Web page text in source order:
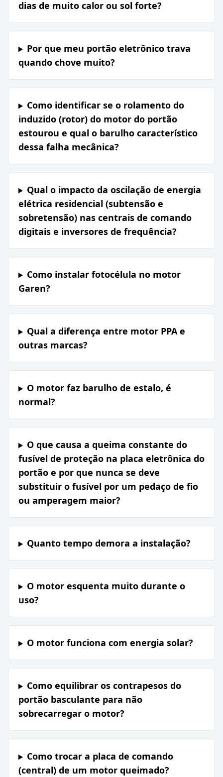
dias de muito calor ou sol forte?
Por que meu portão eletrônico trava
quando chove muito?
Como identificar se o rolamento do
induzido (rotor) do motor do portão
estourou e qual o barulho característico
dessa falha mecânica?
Qual o impacto da oscilação de energia
elétrica residencial (subtensão e
sobretensão) nas centrais de comando
digitais e inversores de frequência?
Como instalar fotocélula no motor
Garen?
Qual a diferença entre motor PPA e
outras marcas?
O motor faz barulho de estalo, é
normal?
O que causa a queima constante do
fusível de proteção na placa eletrônica do
portão e por que nunca se deve
substituir o fusível por um pedaço de fio
ou amperagem maior?
Quanto tempo demora a instalação?
O motor esquenta muito durante o
uso?
O motor funciona com energia solar?
Como equilibrar os contrapesos do
portão basculante para não
sobrecarregar o motor?
Como trocar a placa de comando
(central) de um motor queimado?